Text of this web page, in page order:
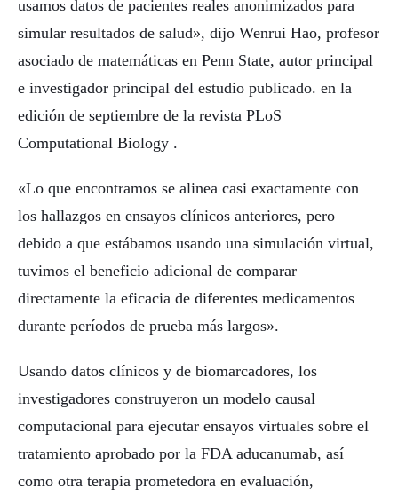
usamos datos de pacientes reales anonimizados para
simular resultados de salud», dijo Wenrui Hao, profesor
asociado de matemáticas en Penn State, autor principal
e investigador principal del estudio publicado. en la
edición de septiembre de la revista PLoS
Computational Biology .
«Lo que encontramos se alinea casi exactamente con
los hallazgos en ensayos clínicos anteriores, pero
debido a que estábamos usando una simulación virtual,
tuvimos el beneficio adicional de comparar
directamente la eficacia de diferentes medicamentos
durante períodos de prueba más largos».
Usando datos clínicos y de biomarcadores, los
investigadores construyeron un modelo causal
computacional para ejecutar ensayos virtuales sobre el
tratamiento aprobado por la FDA aducanumab, así
como otra terapia prometedora en evaluación,